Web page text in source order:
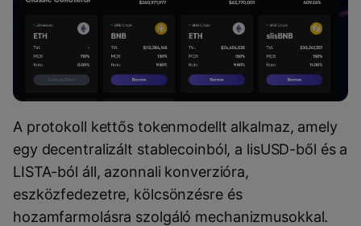
A protokoll kettős tokenmodellt alkalmaz, amely
egy decentralizált stablecoinból, a lisUSD-ből és a
LISTA-ból áll, azonnali konverzióra,
eszközfedezetre, kölcsönzésre és
hozamfarmolásra szolgáló mechanizmusokkal.